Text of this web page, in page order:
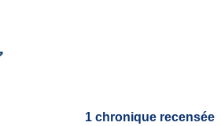
1 chronique recensée